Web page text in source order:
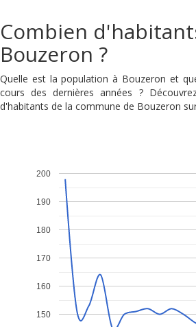
Combien
Bouzeron ?
Quelle est la population à Bouzeron et
cours des dernières années ?
d'habitants de la commune de Bouzeron
150
160
170
180
190
200